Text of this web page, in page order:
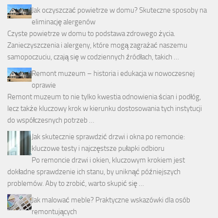
Jak oczyszczać powietrze w domu? Skuteczne sposoby na
eliminację alergenów
Czyste powietrze w domu to podstawa zdrowego życia.
Zanieczyszczenia i alergeny, które mogą zagrażać naszemu
samopoczuciu, czają się w codziennych źródłach, takich …
Remont muzeum – historia i edukacja w nowoczesnej
oprawie
Remont muzeum to nie tylko kwestia odnowienia ścian i podłóg,
lecz także kluczowy krok w kierunku dostosowania tych instytucji
do współczesnych potrzeb …
Jak skutecznie sprawdzić drzwi i okna po remoncie:
kluczowe testy i najczęstsze pułapki odbioru
Po remoncie drzwi i okien, kluczowym krokiem jest
dokładne sprawdzenie ich stanu, by uniknąć późniejszych
problemów. Aby to zrobić, warto skupić się …
Jak malować meble? Praktyczne wskazówki dla osób
remontujących